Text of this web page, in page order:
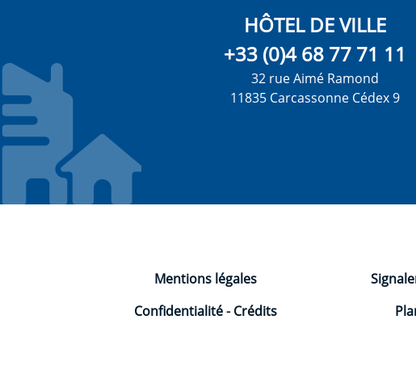
HÔTEL DE VILLE
+33 (0)4 68 77 71 11
32 rue Aimé Ramond
11835 Carcassonne Cédex 9
Mentions légales
Confidentialité-Crédits